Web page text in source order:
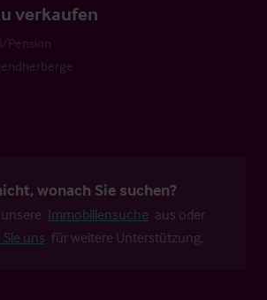
verkaufen
Pension
wonach Sie suchen?
Immobiliensuche aus oder
uns für weitere Unterstützung.